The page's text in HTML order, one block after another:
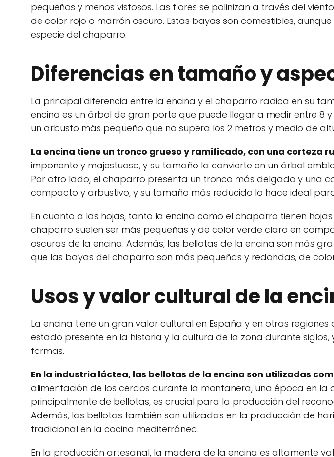
pequeños y menos vistosos. Las flores se polinizan a través del
de color rojo o marrón oscuro. Estas bayas son comestibles,
especie del chaparro.
Diferencias en tamaño y
La principal diferencia entre la encina y el chaparro radica en su
encina es un árbol de gran porte que puede llegar a medir entre 8
un arbusto más pequeño que no supera los 2 metros y medio de
La encina tiene un tronco grueso y ramificado, con una corteza
imponente y majestuoso, y su tamaño la convierte en un árbol
Por otro lado, el chaparro presenta un tronco más delgado y una
compacto y arbustivo, y su tamaño más reducido lo hace ideal
En cuanto a las hojas, tanto la encina como el chaparro tienen
chaparro suelen ser más pequeñas y de color verde claro en
oscuras de la encina. Además, las bellotas de la encina son más
que las bayas del chaparro son más pequeñas y redondas, de
Usos y valor cultural de la
La encina tiene un gran valor cultural en España y en otras regiones
estado presente en la historia y la cultura de la zona durante siglos,
formas.
En la industria láctea, las bellotas de la encina son utilizadas
alimentación de los cerdos durante la montanera, una época en la
principalmente de bellotas, es crucial para la producción del
Además, las bellotas también son utilizadas en la producción de
tradicional en la cocina mediterránea.
En la producción artesanal, la madera de la encina es altamente